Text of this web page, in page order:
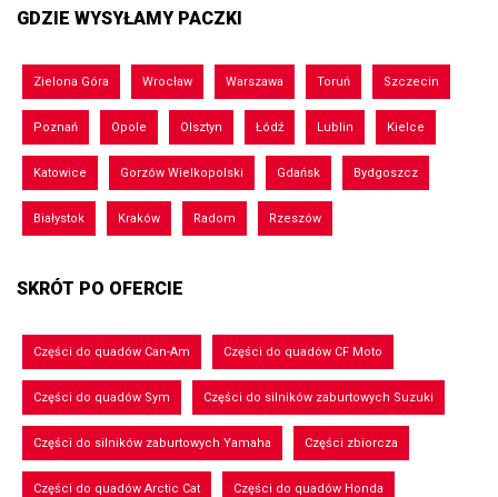
GDZIE WYSYŁAMY PACZKI
Zielona Góra Wrocław Warszawa Toruń Szczecin
Poznań Opole Olsztyn Łódź Lublin Kielce
Katowice Gorzów Wielkopolski Gdańsk Bydgoszcz
Białystok Kraków Radom Rzeszów
SKRÓT PO OFERCIE
Części do quadów Can-Am Części do quadów CF Moto
Części do quadów Sym Części do silników zaburtowych Suzuki
Części do silników zaburtowych Yamaha Części zbiorcza
Części do quadów Arctic Cat Części do quadów Honda